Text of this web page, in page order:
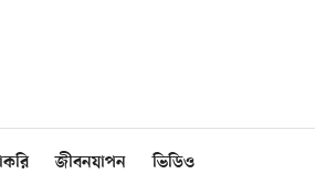
জীবনযাপন ভিডিও